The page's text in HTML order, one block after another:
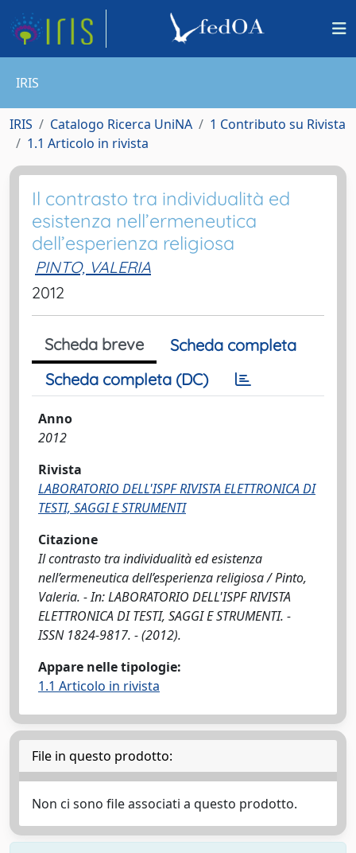
IRIS
IRIS Catalogo Ricerca UniNA
1 Contributo su Rivista
1.1 Articolo in rivista
Il contrasto tra individualità ed
esistenza nell’ermeneutica
dell’esperienza religiosa
PINTO, VALERIA
2012
Scheda breve
Scheda completa
Scheda completa (DC)
Anno
2012
Rivista
LABORATORIO DELL'ISPF RIVISTA ELETTRONICA DI
TESTI, SAGGI E STRUMENTI
Citazione
Il contrasto tra individualità ed esistenza
nell’ermeneutica dell’esperienza religiosa / Pinto,
Valeria. - In: LABORATORIO DELL'ISPF RIVISTA
ELETTRONICA DI TESTI, SAGGI E STRUMENTI. -
ISSN 1824-9817. - (2012).
Appare nelle tipologie:
1.1 Articolo in rivista
File in questo prodotto:
Non ci sono file associati a questo prodotto.